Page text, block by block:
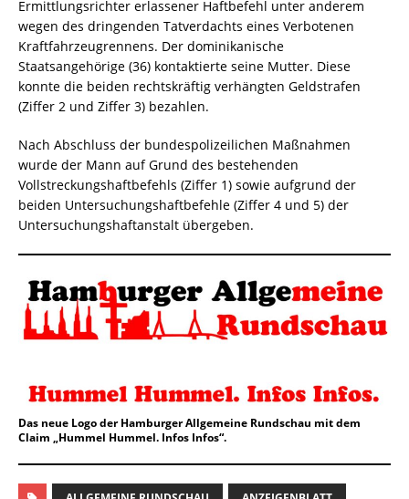
Ermittlungsrichter erlassener Haftbefehl unter anderem
wegen des dringenden Tatverdachts eines Verbotenen
Kraftfahrzeugrennens. Der dominikanische
Staatsangehörige (36) kontaktierte seine Mutter. Diese
konnte die beiden rechtskräftig verhängten Geldstrafen
(Ziffer 2 und Ziffer 3) bezahlen.
Nach Abschluss der bundespolizeilichen Maßnahmen
wurde der Mann auf Grund des bestehenden
Vollstreckungshaftbefehls (Ziffer 1) sowie aufgrund der
beiden Untersuchungshaftbefehle (Ziffer 4 und 5) der
Untersuchungshaftanstalt übergeben.
Das neue Logo der Hamburger Allgemeine Rundschau mit dem
Claim „Hummel Hummel. Infos Infos“.